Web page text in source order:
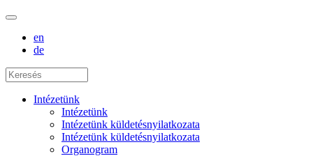
en
de
Intézetünk
Intézetünk
Intézetünk küldetésnyilatkozata
Intézetünk küldetésnyilatkozata
Organogram